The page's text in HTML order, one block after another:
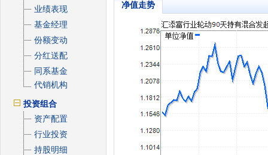
业绩表现
基金经理
份额变动
分红送配
同系基金
代销机构
投资组合
资产配置
行业投资
持股明细
净值走势